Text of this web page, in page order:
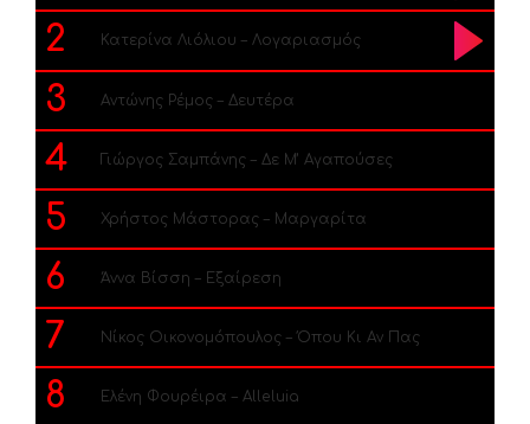
2 Κατερίνα Λιόλιου – Λογαριασμός
3 Αντώνης Ρέμος – Δευτέρα
4 Γιώργος Σαμπάνης – Δε Μ’ Αγαπούσες
5 Χρήστος Μάστορας – Μαργαρίτα
6 Άννα Βίσση – Εξαίρεση
7 Νίκος Οικονομόπουλος – Όπου Κι Αν Πας
8 Ελένη Φουρέιρα – Alleluia